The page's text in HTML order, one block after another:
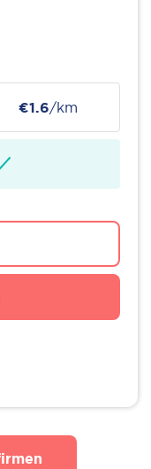
€1.6/km